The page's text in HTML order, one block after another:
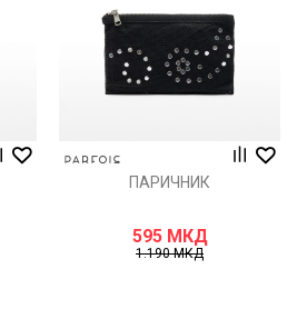
ПАРИЧНИК
595 МКД
1.190МКД